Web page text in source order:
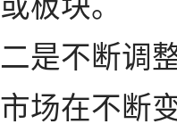
二是不断调
市场在不断